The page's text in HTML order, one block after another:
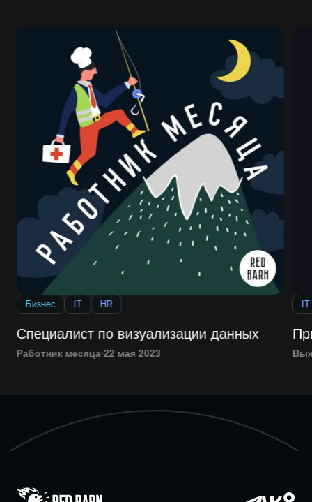
Бизнес IT HR
Специалист по визуализации данных
Работник месяца 22 мая 2023
IT